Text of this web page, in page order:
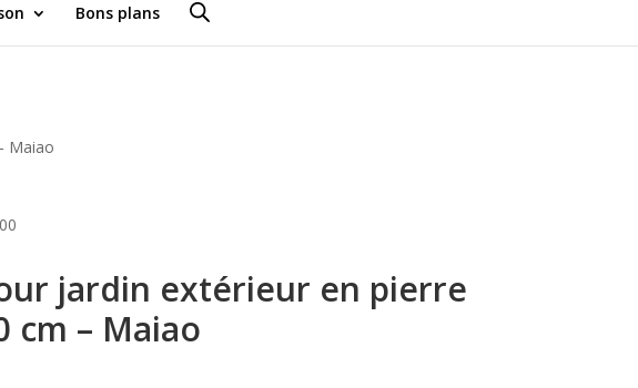
Bons plans
Maiao
jardin extérieur en pierre
cm – Maiao